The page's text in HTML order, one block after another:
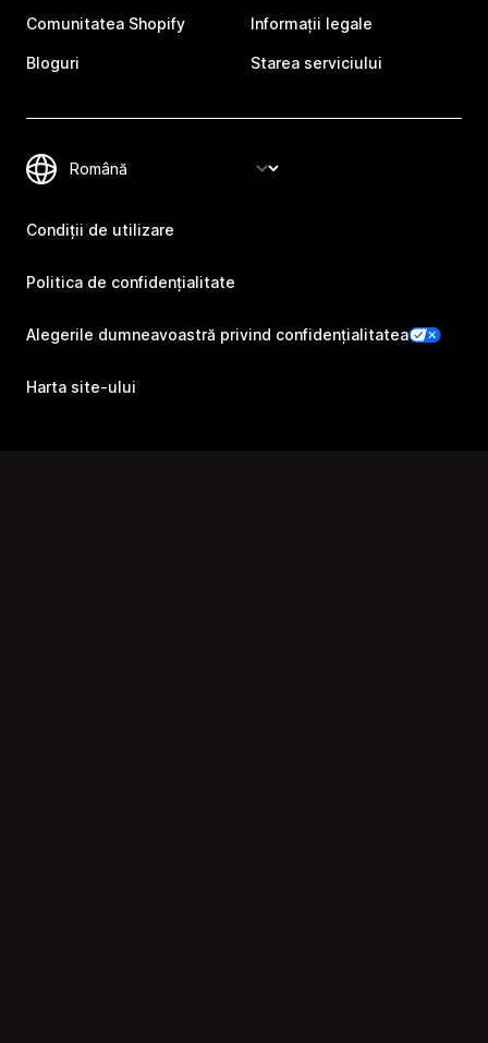
Comunitatea Shopify
Bloguri
Informații legale
Starea serviciului
Condiții de utilizare
Politica de confidențialitate
Alegerile dumneavoastră privind confidențialitatea
Harta site-ului